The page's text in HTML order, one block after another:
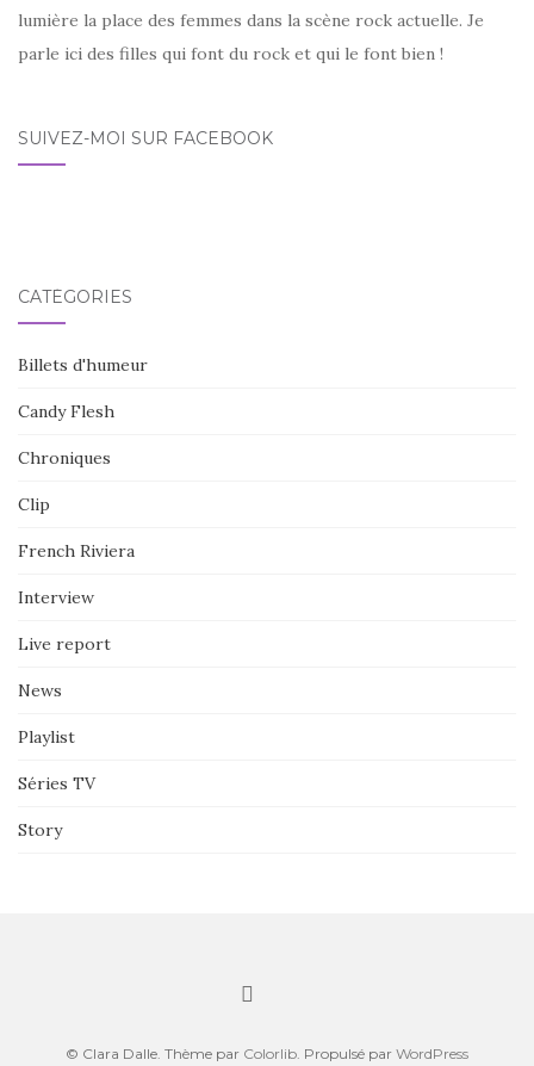
lumière la place des femmes dans la scène rock actuelle. Je
parle ici des filles qui font du rock et qui le font bien !
SUIVEZ-MOI SUR FACEBOOK
CATÉGORIES
Billets d'humeur
Candy Flesh
Chroniques
Clip
French Riviera
Interview
Live report
News
Playlist
Séries TV
Story
© Clara Dalle. Thème par Colorlib . Propulsé par WordPress